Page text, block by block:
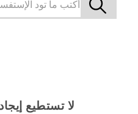
لا تستطيع